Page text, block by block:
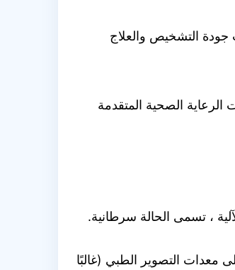
التشخيص والعلاج
الصحية المتقدمة
، تسمى الحالة سرطانية.
معدات التصوير الطبي (غالبًا